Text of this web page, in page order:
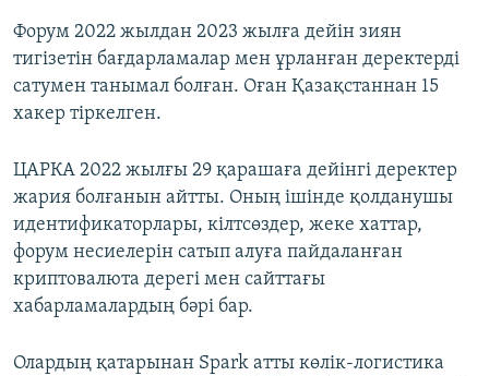
Форум 2022 жылдан 2023 жылға дейін зиян
тигізетін бағдарламалар мен ұрланған деректерді
сатумен танымал болған. Оған Қазақстаннан 15
хакер тіркелген.
ЦАРКА 2022 жылғы 29 қарашаға дейінгі деректер
жария болғанын айтты. Оның ішінде қолданушы
идентификаторлары, кілтсөздер, жеке хаттар,
форум несиелерін сатып алуға пайдаланған
криптовалюта дерегі мен сайттағы
хабарламалардың бәрі бар.
Олардың қатарынан Spark атты көлік-логистика